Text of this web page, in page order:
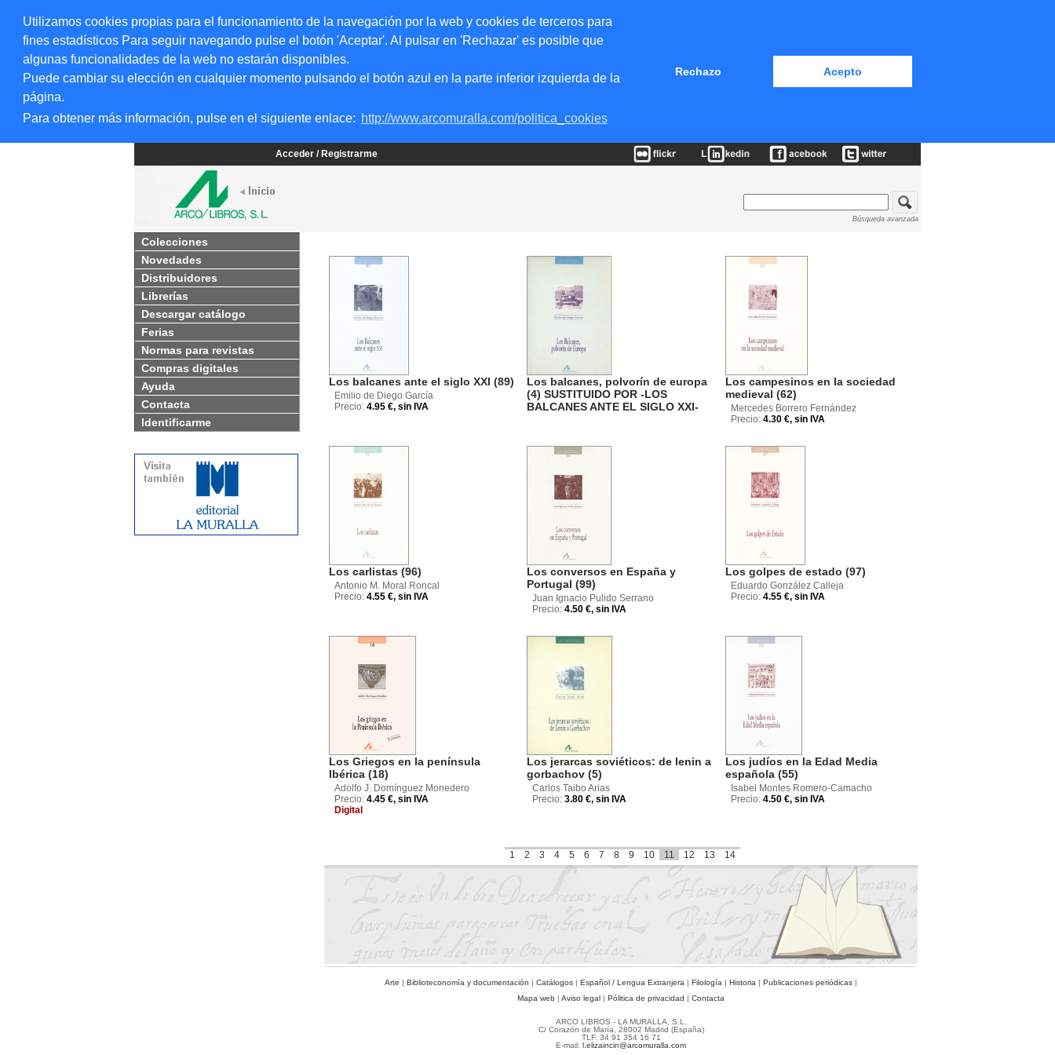
Utilizamos cookies propias para el funcionamiento de la navegación por la web y cookies de terceros para
fines estadísticos Para seguir navegando pulse el botón 'Aceptar'. Al pulsar en 'Rechazar' es posible que
algunas funcionalidades de la web no estarán disponibles.
Puede cambiar su elección en cualquier momento pulsando el botón azul en la parte inferior izquierda de la
página.
Para obtener más información, pulse en el siguiente enlace: http://www.arcomuralla.com/politica_cookies
Rechazo Acepto
Acceder / Registrarme
Búsqueda avanzada
Colecciones
Novedades
Distribuidores
Librerías
Descargar catálogo
Ferias
Normas para revistas
Compras digitales
Ayuda
Contacta
Identificarme
Los balcanes ante el siglo XXI (89)
Emilio de Diego García
Precio: 4.95 €, sin IVA
Los balcanes, polvorín de europa
(4) SUSTITUIDO POR -LOS
BALCANES ANTE EL SIGLO XXI-
Los campesinos en la sociedad
medieval (62)
Mercedes Borrero Fernández
Precio: 4.30 €, sin IVA
Los carlistas (96)
Antonio M. Moral Roncal
Precio: 4.55 €, sin IVA
Los conversos en España y
Portugal (99)
Juan Ignacio Pulido Serrano
Precio: 4.50 €, sin IVA
Los golpes de estado (97)
Eduardo González Calleja
Precio: 4.55 €, sin IVA
Los Griegos en la península
Ibérica (18)
Adolfo J. Domínguez Monedero
Precio: 4.45 €, sin IVA
Digital
Los jerarcas soviéticos: de lenin a
gorbachov (5)
Carlos Taibo Arias
Precio: 3.80 €, sin IVA
Los judíos en la Edad Media
española (55)
Isabel Montes Romero-Camacho
Precio: 4.50 €, sin IVA
1 2 3 4 5 6 7 8 9 10 11 12 13 14
Arte | Biblioteconomía y documentación | Catálogos | Español / Lengua Extranjera | Filología | Historia | Publicaciones periódicas |
Mapa web | Aviso legal | Pólitica de privacidad | Contacta
ARCO LIBROS - LA MURALLA, S.L.
C/ Corazón de María, 28002 Madrid (España)
TLF. 34 91 354 16 71
E-mail: l.elizaincin@arcomuralla.com